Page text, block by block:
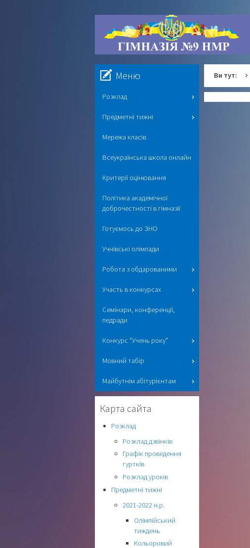
Ви тут:
Меню
Розклад
Предметні тижні
Мережа класів
Всеукраїнська школа онлайн
Критерії оцінювання
Політика академічної
доброчестності в гімназії
Готуємось до ЗНО
Учнівські олімпади
Робота з обдарованими
Участь в конкурсах
Семінари, конференції,
педради
Конкурс "Учень року"
Мовний табір
Майбутнім абітурієнтам
Карта сайта
Розклад
Розклад дзвінків
Графік проведення
гуртків
Розклад уроків
Предметні тижні
2021-2022 н.р.
Олімпійський
тиждень
Кольоровий